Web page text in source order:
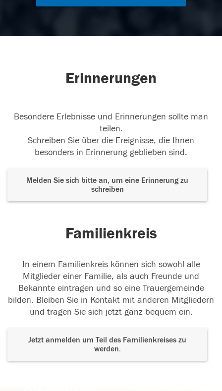
Erinnerungen
Besondere Erlebnisse und Erinnerungen sollte man
teilen.
Schreiben Sie über die Ereignisse, die Ihnen
besonders in Erinnerung geblieben sind.
Melden Sie sich bitte an, um eine Erinnerung zu
schreiben
Familienkreis
In einem Familienkreis können sich sowohl alle
Mitglieder einer Familie, als auch Freunde und
Bekannte eintragen und so eine Trauergemeinde
bilden. Bleiben Sie in Kontakt mit anderen Mitgliedern
und tragen Sie sich jetzt ganz bequem ein.
Jetzt anmelden um Teil des Familienkreises zu
werden.